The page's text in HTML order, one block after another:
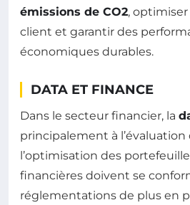
émissions de CO2,
client et garantir des
économiques durables.
DATA ET FINANCE
Dans le secteur financier, la
principalement à l’évaluation
l’optimisation des
financières doivent se
réglementations de plus en